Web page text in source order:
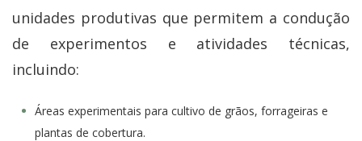
unidades produtivas que permitem a condução
de experimentos e atividades técnicas,
incluindo:
Áreas experimentais para cultivo de grãos, forrageiras e
plantas de cobertura.